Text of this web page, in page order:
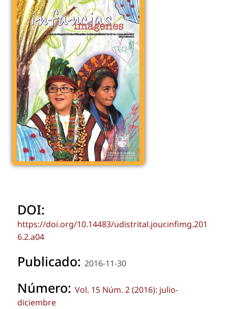
DOI:
https://doi.org/10.14483/udistrital.jour.infimg.201
6.2.a04
Publicado: 2016-11-30
Número: Vol. 15 Núm. 2 (2016): julio-
diciembre